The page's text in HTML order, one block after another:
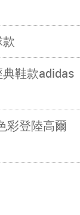
鞋款adidas
彩登陸高爾